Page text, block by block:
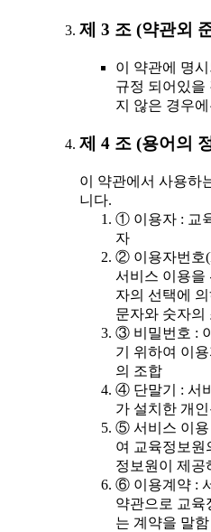
제 3 조 (약관외
이 약관에 명
규정 되어있을
지 않은 경우
제 4 조 (용어의
이 약관에서 사용하
니다.
① 이용자 : 교
자
② 이용자번호
서비스 이용을
자의 선택에
문자와 숫자의
③ 비밀번호 :
기 위하여 이
의 조합
④ 단말기 : 서
가 설치한 개
⑤ 서비스 이용
여 교육정보원
정보원이 제공
⑥ 이용계약 :
약관으로 교육
는 계약을 말함